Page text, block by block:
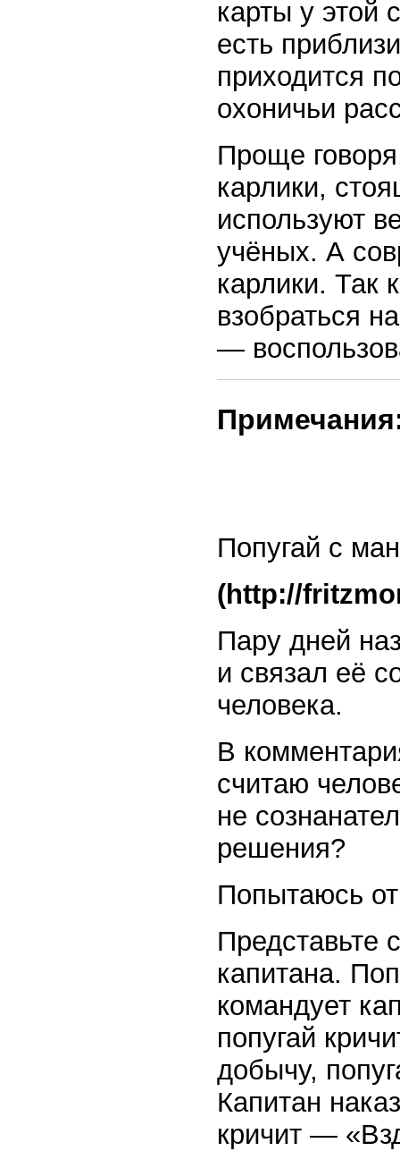
карты у этой
есть
приходится
охоничьи
Проще
карлики,
используют
учёных. А
карлики. Так
взобраться
—
Попугай с
(http://
Пару дней
и связал её
человека.
В
считаю
не
решения?
Попытаюсь
Представьте
капитана.
командует
попугай
добычу,
Капитан
кричит —